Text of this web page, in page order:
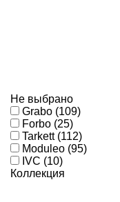
Не выбрано
Grabo (109)
Forbo (25)
Tarkett (112)
Moduleo (95)
IVC (10)
Коллекция